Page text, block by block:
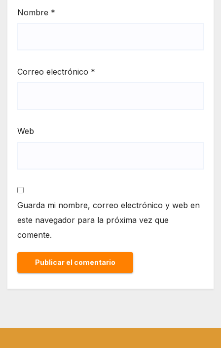
Nombre *
Correo electrónico *
Web
Guarda mi nombre, correo electrónico y web en
este navegador para la próxima vez que
comente.